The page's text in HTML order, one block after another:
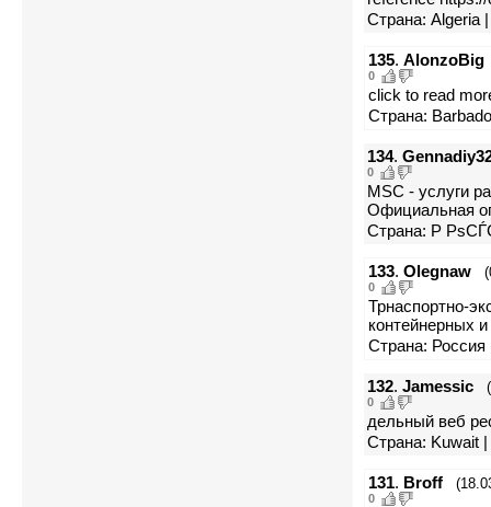
Страна: Algeria
135. AlonzoBig
0
click to read
Страна:
134.
0
MSC - услуги
Официальная
Страна: Р
133. Olegnaw
0
Трнаспортно-
контейнерных
Страна: Россия
132. Jamessic
0
дельный веб
Страна: Kuwait
131. Broff
0